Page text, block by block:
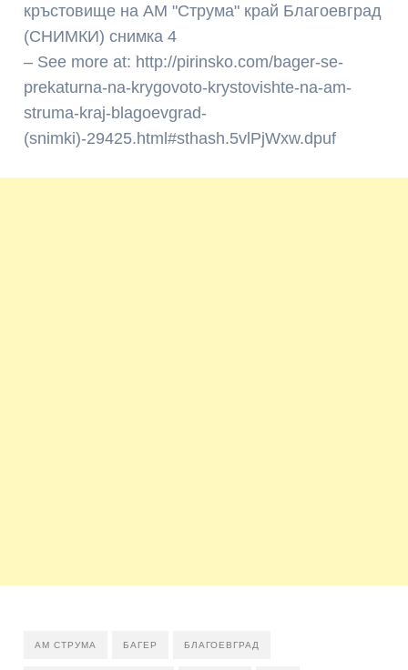
– See more at: http://pirinsko.com/bager-se-
prekaturna-na-krygovoto-krystovishte-na-am-
struma-kraj-blagoevgrad-
(snimki)-29425.html#sthash.5vlPjWxw.dpuf
АМ СТРУМА БАГЕР БЛАГОЕВГРАД